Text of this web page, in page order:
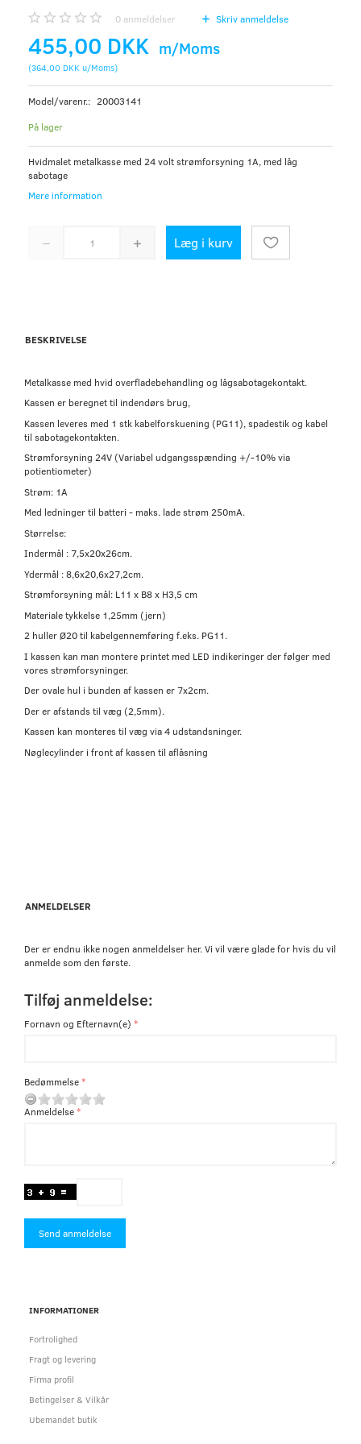
0 anmeldelser Skriv anmeldelse
455,00 DKK m/Moms
(364,00 DKK u/Moms)
Model/varenr.: 20003141
På lager
Hvidmalet metalkasse med 24 volt strømforsyning 1A, med låg
sabotage
Mere information
Læg i kurv
BESKRIVELSE
Metalkasse med hvid overfladebehandling og lågsabotagekontakt.
Kassen er beregnet til indendørs brug,
Kassen leveres med 1 stk kabelforskuening (PG11), spadestik og kabel
til sabotagekontakten.
Strømforsyning 24V (Variabel udgangsspænding +/-10% via
potientiometer)
Strøm: 1A
Med ledninger til batteri - maks. lade strøm 250mA.
Størrelse:
Indermål : 7,5x20x26cm.
Ydermål : 8,6x20,6x27,2cm.
Strømforsyning mål: L11 x B8 x H3,5 cm
Materiale tykkelse 1,25mm (jern)
2 huller Ø20 til kabelgennemføring f.eks. PG11.
I kassen kan man montere printet med LED indikeringer der følger med
vores strømforsyninger.
Der ovale hul i bunden af kassen er 7x2cm.
Der er afstands til væg (2,5mm).
Kassen kan monteres til væg via 4 udstandsninger.
Nøglecylinder i front af kassen til aflåsning
ANMELDELSER
Der er endnu ikke nogen anmeldelser her. Vi vil være glade for hvis du vil
anmelde som den første.
Tilføj anmeldelse:
Fornavn og Efternavn(e)
Bedømmelse
Anmeldelse
Send anmeldelse
INFORMATIONER
Fortrolighed
Fragt og levering
Firma profil
Betingelser & Vilkår
Ubemandet butik